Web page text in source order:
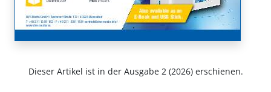
Dieser Artikel ist in der Ausgabe 2 (2026) erschienen.